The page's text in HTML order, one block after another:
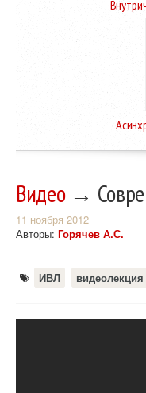
Видео→
11 ноября 2012
Авторы: Горячев А.С.
ИВЛ видеолекция